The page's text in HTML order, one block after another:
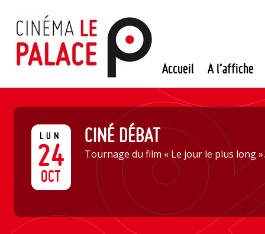
contenu
Accueil A l’affiche
LUN
24
OCT
CINÉ DÉBAT
Tournage du film « Le jour le plus long ».